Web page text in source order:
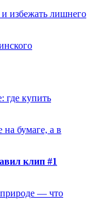
и избежать лишнего
где купить
бумаге, а в
клип #1
природе — что